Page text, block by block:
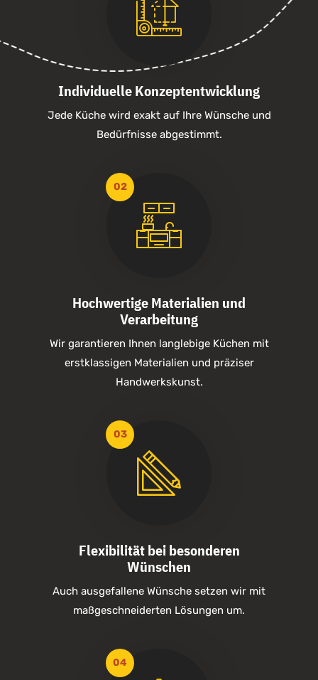
Individuelle Konzeptentwicklung
Jede Küche wird exakt auf Ihre Wünsche und
Bedürfnisse abgestimmt.
Hochwertige Materialien und
Verarbeitung
Wir garantieren Ihnen langlebige Küchen mit
erstklassigen Materialien und präziser
Handwerkskunst.
Flexibilität bei besonderen
Wünschen
Auch ausgefallene Wünsche setzen wir mit
maßgeschneiderten Lösungen um.